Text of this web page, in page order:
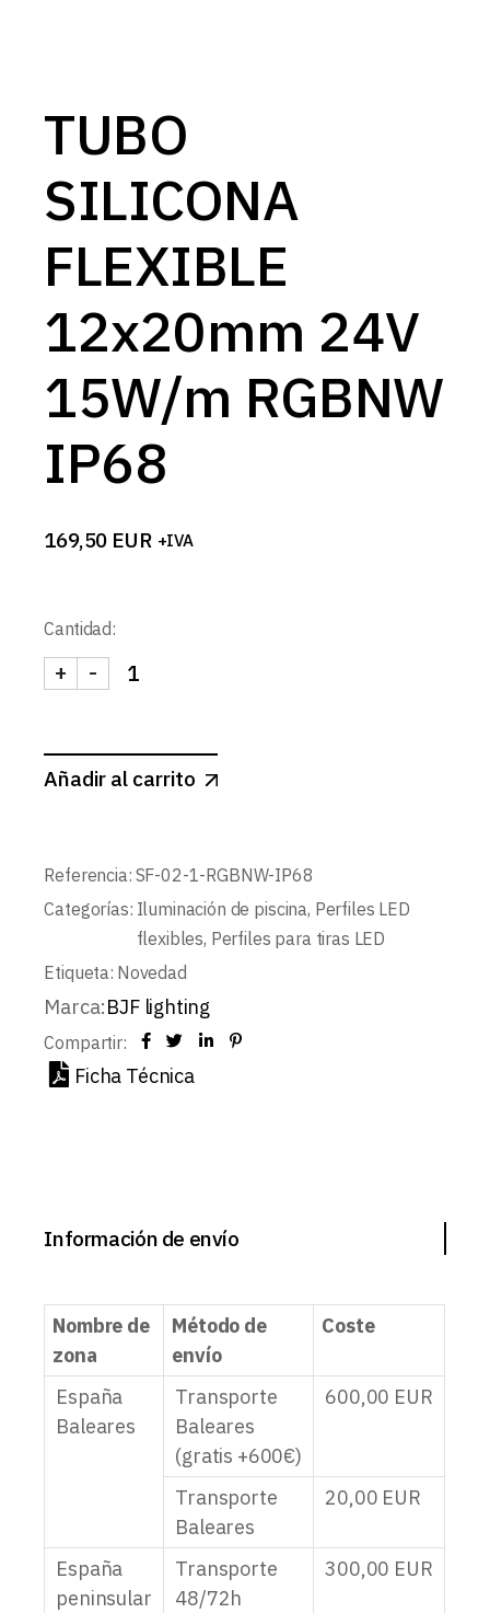
TUBO
SILICONA
FLEXIBLE
12x20mm 24V
15W/m RGBNW
IP68
169,50 EUR +IVA
Cantidad:
TUBO SILICONA FLEXIBLE 12x20mm 24V 15W/
-
+
Añadir al carrito
Referencia: SF-02-1-RGBNW-IP68
Categorías: Iluminación de piscina, Perfiles LED
flexibles, Perfiles para tiras LED
Etiqueta: Novedad
Marca:BJF lighting
Compartir:
Ficha Técnica
Información de envío
Nombre de
zona
Método de
envío
Coste
España
Baleares
Transporte
Baleares
(gratis +600€)
600,00 EUR
Transporte
Baleares
20,00 EUR
España
peninsular
Transporte
48/72h
300,00 EUR